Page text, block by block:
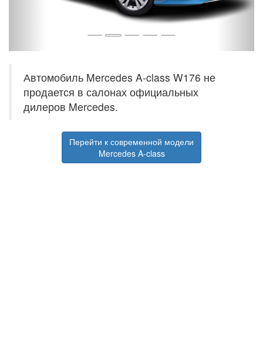
Автомобиль Mercedes A-class W176 не
продается в салонах официальных
дилеров Mercedes.
Перейти к современной модели
Mercedes A-class